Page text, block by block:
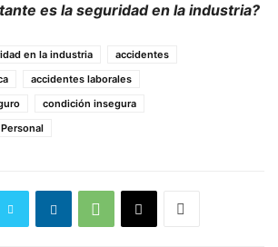
es la seguridad en la industria?
en la industria
accidentes
accidentes laborales
condición insegura